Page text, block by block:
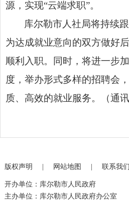
源，实现“云端求职”。
库尔勒市人社局将持续
为达成就业意向的双方做好
顺利入职。同时，将进一步
度，举办形式多样的招聘会
质、高效的就业服务。（通讯
版权声明 | 网站地图 | 联系我们
开办单位：库尔勒市人民政府
主办单位：库尔勒市人民政府办公室